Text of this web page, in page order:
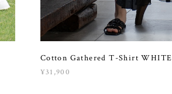
Cotton Gathered T-Shirt WHITE
¥31,900